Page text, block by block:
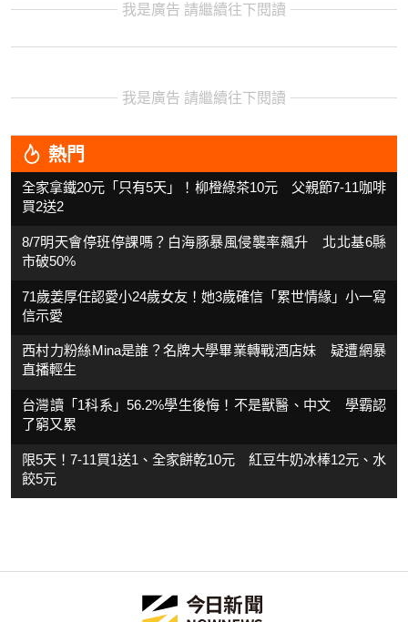
我是廣告 請繼續往下閱讀
我是廣告 請繼續往下閱讀
熱門
全家拿鐵20元「只有5天」！柳橙綠茶10元 父親節7-11咖啡
買2送2
8/7明天會停班停課嗎？白海豚暴風侵襲率飆升 北北基6縣
市破50%
71歲姜厚任認愛小24歲女友！她3歲確信「累世情緣」小一寫
信示愛
西村力粉絲Mina是誰？名牌大學畢業轉戰酒店妹 疑遭網暴
直播輕生
台灣讀「1科系」56.2%學生後悔！不是獸醫、中文 學霸認
了窮又累
限5天！7-11買1送1、全家餅乾10元 紅豆牛奶冰棒12元、水
餃5元